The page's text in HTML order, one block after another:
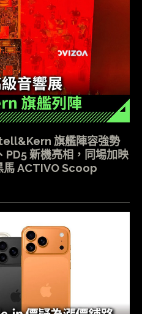
旗艦陣容強勢
PD5 新機亮相，同場加映
馬 ACTIVO Scoop